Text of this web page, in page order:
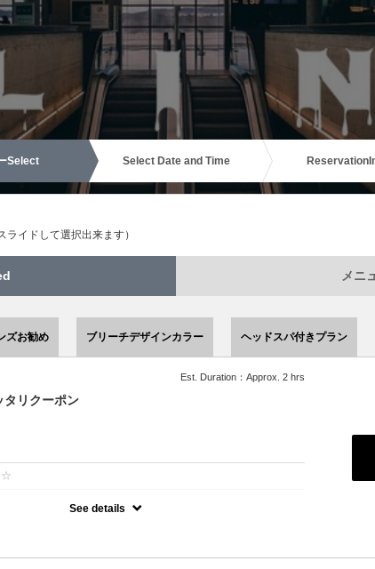
Select Select Date and Time Reservation
イドして選択出来ます）
メニ
ズお勧め ブリーチデザインカラー ヘッドスパ付きプラン
Est. Duration：Approx. 2 hrs
タリクーポン
☆
る方は必ず縮毛矯正ボタンをご選択ください。
See details